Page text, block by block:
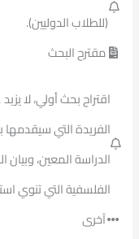
(للطلاب الدوليين).
مقترح البحث
الفريدة التي
الدراسة المعين،
الفلسفية التي تنوي
آخرى